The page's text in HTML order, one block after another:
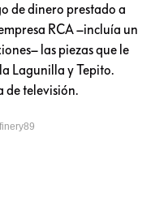
de dinero prestado a
RCA –incluía un
las piezas que le
Lagunilla y Tepito.
de televisión.